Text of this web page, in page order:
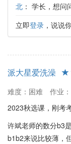
北 ： 学长，想问
立即登录 ，说说
派大星爱洗澡
难度：困难
作业
2023秋选课，刚考
许斌老师的数分b3
b1b2来说比较薄，